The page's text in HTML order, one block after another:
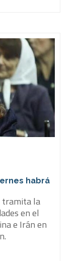
habrá
tramita la
en el
e Irán en